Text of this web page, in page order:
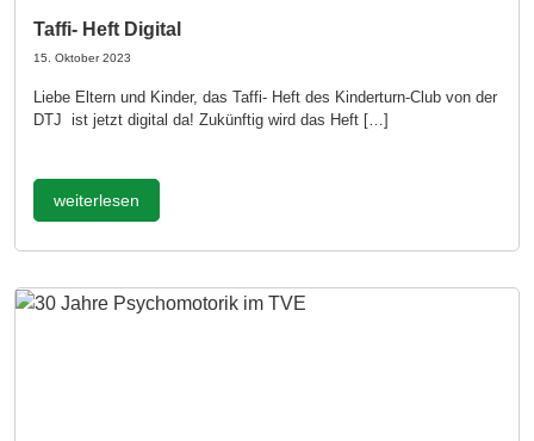
Taffi- Heft Digital
15. Oktober 2023
Liebe Eltern und Kinder, das Taffi- Heft des Kinderturn-Club von der
DTJ ist jetzt digital da! Zukünftig wird das Heft […]
weiterlesen